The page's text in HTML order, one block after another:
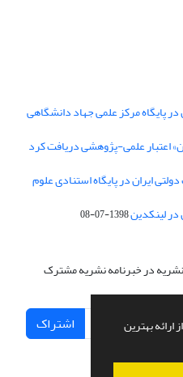
ارائه بهترین
پایگاه مرکز علمی جهاد دانشگاهی
اعتبار علمی-پژوهشی دریافت کرد
ایران در پایگاه استنادی علوم
در لینکدین1398-07-08
نشریه در خبرنامه نشریه مشترک
اشتراک